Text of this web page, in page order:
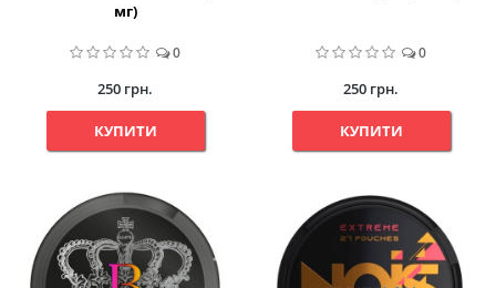
мг)
0
250 грн.
КУПИТИ
0
250 грн.
КУПИТИ